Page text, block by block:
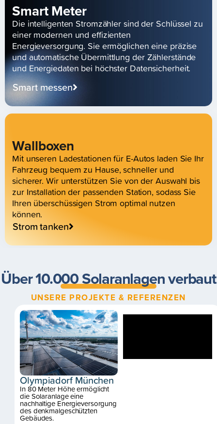
Smart Meter
Die intelligenten Stromzähler sind der Schlüssel zu
einer modernen und effizienten
Energieversorgung. Sie ermöglichen eine präzise
und automatische Übermittlung der Zählerstände
und Energiedaten bei höchster Datensicherheit.
Smart messen
Wallboxen
Mit unseren Ladestationen für E-Autos laden Sie Ihr
Fahrzeug bequem zu Hause, schneller und
sicherer. Wir unterstützen Sie von der Auswahl bis
zur Installation der passenden Station, sodass Sie
Ihren überschüssigen Strom optimal nutzen
können.
Strom tanken
Über 10.000 Solaranlagen verbaut
UNSERE PROJEKTE & REFERENZEN
Olympiadorf München
In 80 Meter Höhe ermöglicht
die Solaranlage eine
nachhaltige Energieversorgung
des denkmalgeschützten
Gebäudes.